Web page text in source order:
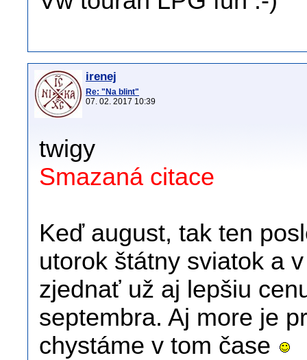
irenej
Re: "Na blint"
07. 02. 2017 10:39
twigy
Smazaná citace
Keď august, tak ten
utorok štátny sviatok a
zjednať už aj lepšiu
septembra. Aj more je
chystáme v tom čase